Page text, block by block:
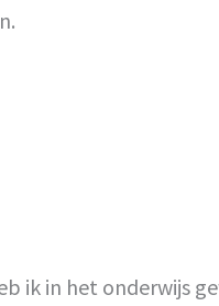
ik in het onderwijs